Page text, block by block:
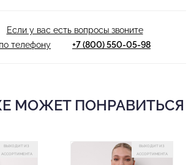
Если у вас есть вопросы звоните
по телефону
+7 (800) 550-05-98
МОЖЕТ ПОНРАВИТЬСЯ
ВЫХОДИТ ИЗ
АССОРТИМЕНТА
ВЫХОДИТ ИЗ
АССОРТИМЕНТА